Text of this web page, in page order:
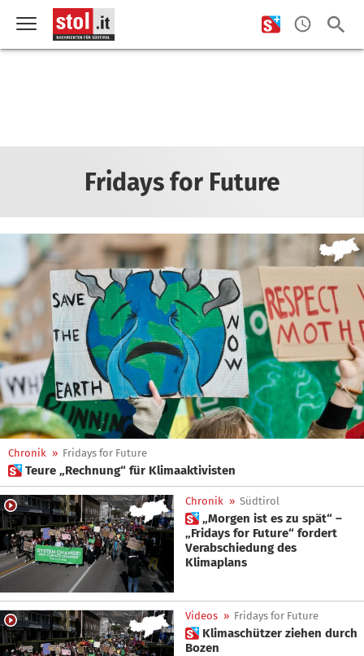
Fridays for Future
Chronik » Fridays for Future
 Teure „Rechnung“ für Klimaaktivisten
Chronik » Südtirol
 „Morgen ist es zu spät“ –
„Fridays for Future“ fordert
Verabschiedung des
Klimaplans
Videos » Fridays for Future
 Klimaschützer ziehen durch
Bozen